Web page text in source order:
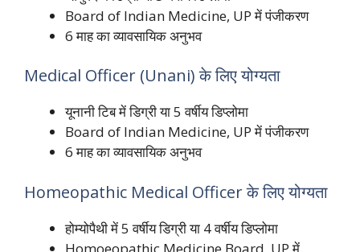
Board of Indian Medicine, UP में पंजीकरण
6 माह का व्यावसायिक अनुभव
Medical Officer (Unani) के लिए योग्यता
यूनानी टिब में डिग्री या 5 वर्षीय डिप्लोमा
Board of Indian Medicine, UP में पंजीकरण
6 माह का व्यावसायिक अनुभव
Homeopathic Medical Officer के लिए योग्यता
होम्योपैथी में 5 वर्षीय डिग्री या 4 वर्षीय डिप्लोमा
Homoeopathic Medicine Board, UP में